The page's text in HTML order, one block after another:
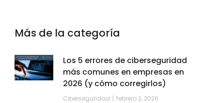
Más de la categoría
Los 5 errores de ciberseguridad
más comunes en empresas en
2026 (y cómo corregirlos)
Ciberseguridad febrero 2, 2026